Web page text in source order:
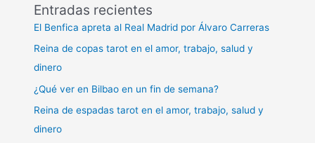
Entradas recientes
El Benfica apreta al Real Madrid por Álvaro Carreras
Reina de copas tarot en el amor, trabajo, salud y
dinero
¿Qué ver en Bilbao en un fin de semana?
Reina de espadas tarot en el amor, trabajo, salud y
dinero